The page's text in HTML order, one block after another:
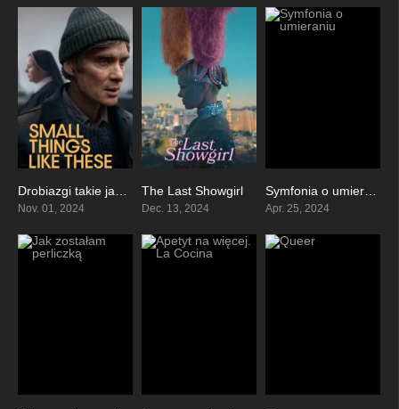
6.8
Nov. 01, 2024
6.5
The Last Showgirl
Dec. 13, 2024
7.5
Symfonia o umieraniu
Apr. 25, 2024